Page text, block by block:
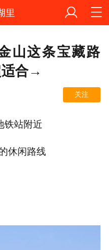
里
山这条宝藏路
适合→
关注
铁站附近
休闲路线